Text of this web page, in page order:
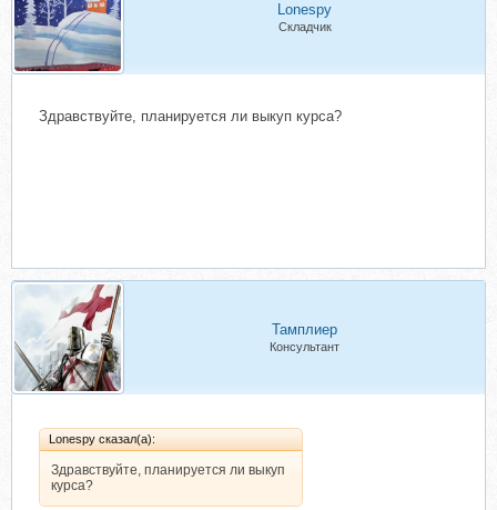
Lonespy
Складчик
Здравствуйте, планируется ли выкуп курса?
Тамплиер
Консультант
Lonespy сказал(а):
Здравствуйте, планируется ли выкуп
курса?